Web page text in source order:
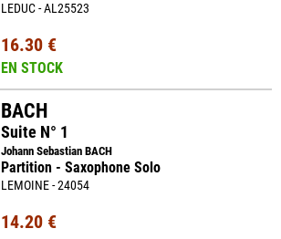
LEDUC - AL25523
16.30 €
EN STOCK
BACH
Suite N° 1
Johann Sebastian BACH
Partition - Saxophone Solo
LEMOINE - 24054
14.20 €